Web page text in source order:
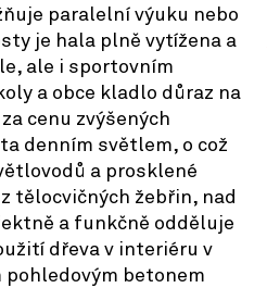
paralelní výuku nebo
je hala plně vytížena a
ale i sportovním
a obce kladlo důraz na
cenu zvýšených
denním světlem, o což
a prosklené
tělocvičných žebřin, nad
a funkčně odděluje
dřeva v interiéru v
pohledovým betonem